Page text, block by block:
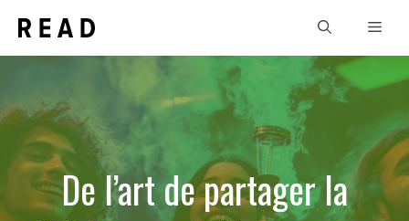
contenu
De l’art de partager la